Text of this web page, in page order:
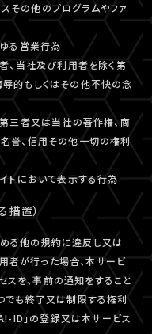
その他のプログラムやファ
る営業行為
、当社及び利用者を除く第
辱的もしくはその他不快の念
三者又は当社の著作権、商
名誉、信用その他一切の権利
トにおいて表示する行為
措置）
る他の規約に違反し又は
者が行った場合、本サービ
を、事前の通知をすること
つでも終了又は制限する権利
ID」の登録又は本サービス